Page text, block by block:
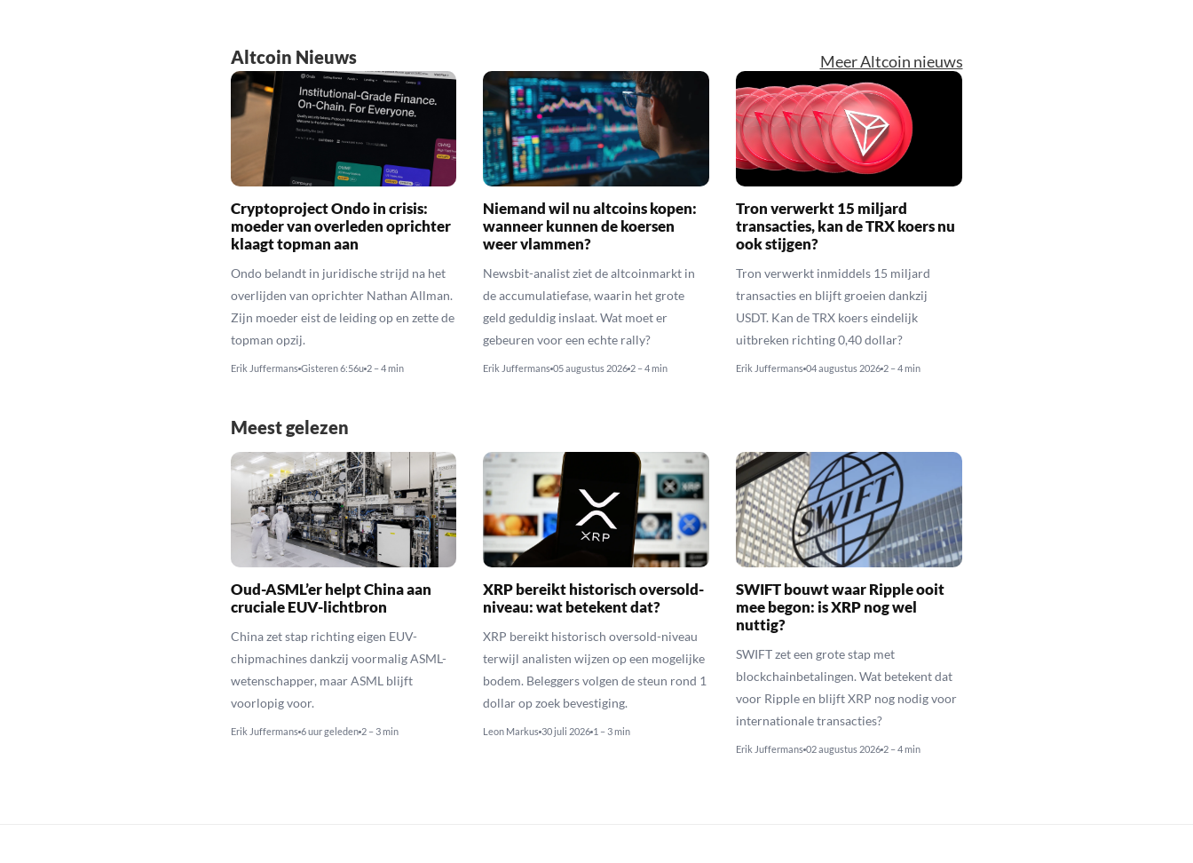
Altcoin Nieuws Meer Altcoin nieuws
Cryptoproject Ondo in crisis:
moeder van overleden oprichter
klaagt topman aan
Ondo belandt in juridische strijd na het
overlijden van oprichter Nathan Allman.
Zijn moeder eist de leiding op en zette de
topman opzij.
Erik Juffermans Gisteren 6:56u 2 – 4 min
Niemand wil nu altcoins kopen:
wanneer kunnen de koersen
weer vlammen?
Newsbit-analist ziet de altcoinmarkt in
de accumulatiefase, waarin het grote
geld geduldig inslaat. Wat moet er
gebeuren voor een echte rally?
Erik Juffermans 05 augustus 2026 2 – 4 min
Tron verwerkt 15 miljard
transacties, kan de TRX koers nu
ook stijgen?
Tron verwerkt inmiddels 15 miljard
transacties en blijft groeien dankzij
USDT. Kan de TRX koers eindelijk
uitbreken richting 0,40 dollar?
Erik Juffermans 04 augustus 2026 2 – 4 min
Meest gelezen
Oud-ASML’er helpt China aan
cruciale EUV-lichtbron
China zet stap richting eigen EUV-
chipmachines dankzij voormalig ASML-
wetenschapper, maar ASML blijft
voorlopig voor.
Erik Juffermans 6 uur geleden 2 – 3 min
XRP bereikt historisch oversold-
niveau: wat betekent dat?
XRP bereikt historisch oversold-niveau
terwijl analisten wijzen op een mogelijke
bodem. Beleggers volgen de steun rond 1
dollar op zoek bevestiging.
Leon Markus 30 juli 2026 1 – 3 min
SWIFT bouwt waar Ripple ooit
mee begon: is XRP nog wel
nuttig?
SWIFT zet een grote stap met
blockchainbetalingen. Wat betekent dat
voor Ripple en blijft XRP nog nodig voor
internationale transacties?
Erik Juffermans 02 augustus 2026 2 – 4 min